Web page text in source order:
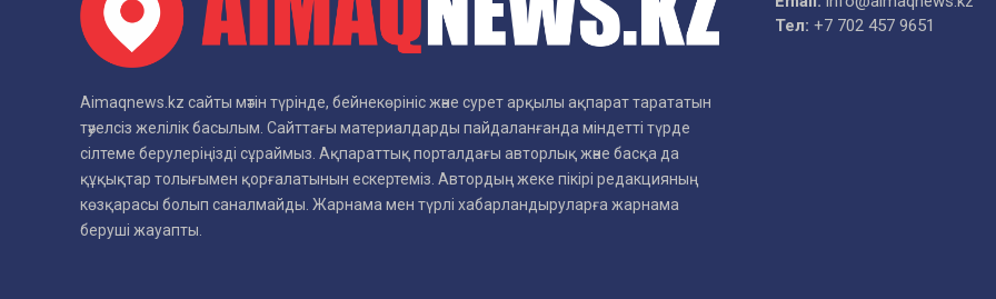
Aimaqnews.kz сайты мәтін түрінде, бейнекөрініс және сурет арқылы ақпарат тарататын
тәуелсіз желілік басылым. Сайттағы материалдарды пайдаланғанда міндетті түрде
сілтеме берулеріңізді сұраймыз. Ақпараттық порталдағы авторлық және басқа да
құқықтар толығымен қорғалатынын ескертеміз. Автордың жеке пікірі редакцияның
көзқарасы болып саналмайды. Жарнама мен түрлі хабарландыруларға жарнама
беруші жауапты.
Тел: +7 702 457 9651